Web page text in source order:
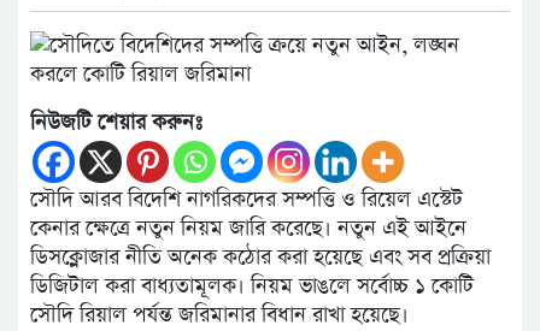
নিউজটি শেয়ার করুনঃ
সৌদি আরব বিদেশি নাগরিকদের সম্পত্তি ও রিয়েল এস্টেট
কেনার ক্ষেত্রে নতুন নিয়ম জারি করেছে। নতুন এই আইনে
ডিসক্লোজার নীতি অনেক কঠোর করা হয়েছে এবং সব প্রক্রিয়া
ডিজিটাল করা বাধ্যতামূলক। নিয়ম ভাঙলে সর্বোচ্চ ১ কোটি
সৌদি রিয়াল পর্যন্ত জরিমানার বিধান রাখা হয়েছে।